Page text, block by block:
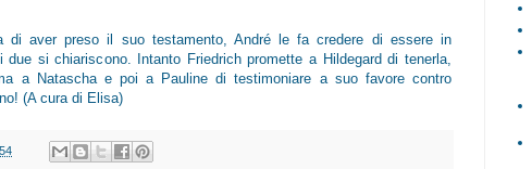
di aver preso il suo testamento, André le fa credere di essere in
si chiariscono. Intanto Friedrich promette a Hildegard di tenerla,
a Natascha e poi a Pauline di testimoniare a suo favore contro
(A cura di Elisa)